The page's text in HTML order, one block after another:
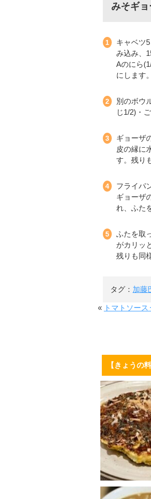
みそギ
キャベツ
み込み、
Aのにら
にします。
別のボウ
じ1/2)・
ギョーザ
皮の縁に
す。残り
フライパ
ギョーザ
れ、ふた
ふたを取
がカリッ
残りも同
タグ： 加藤
« トマトソース
【きょうの